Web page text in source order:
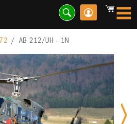
AB 212/UH - 1N